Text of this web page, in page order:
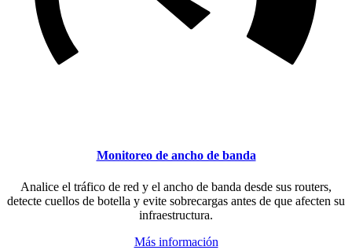
Monitoreo de ancho de banda
Analice el tráfico de red y el ancho de banda desde sus routers,
detecte cuellos de botella y evite sobrecargas antes de que afecten su
infraestructura.
Más información